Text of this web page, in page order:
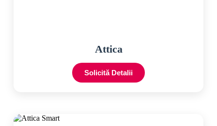
Attica
Solicită Detalii